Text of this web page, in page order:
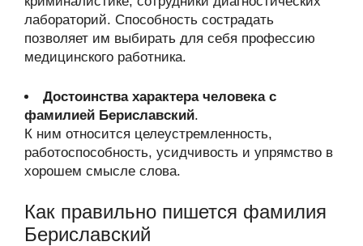
лабораторий. Способность сострадать
позволяет им выбирать для себя профессию
медицинского работника.
Достоинства характера человека с
фамилией Бериславский.
К ним относится целеустремленность,
работоспособность, усидчивость и упрямство в
хорошем смысле слова.
Как правильно пишется фамилия
Бериславский